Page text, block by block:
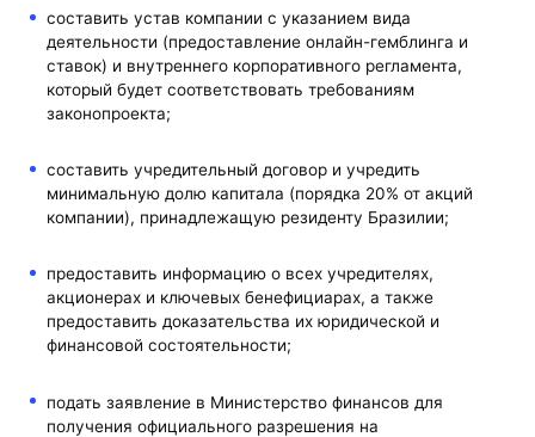
составить устав компании с указанием вида
деятельности (предоставление онлайн-гемблинга и
ставок) и внутреннего корпоративного регламента,
который будет соответствовать требованиям
законопроекта;
составить учредительный договор и учредить
минимальную долю капитала (порядка 20% от акций
компании), принадлежащую резиденту Бразилии;
предоставить информацию о всех учредителях,
акционерах и ключевых бенефициарах, а также
предоставить доказательства их юридической и
финансовой состоятельности;
подать заявление в Министерство финансов для
получения официального разрешения на